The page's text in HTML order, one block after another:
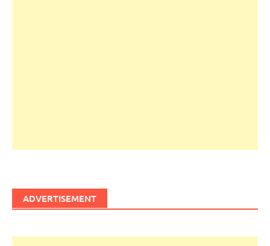
ADVERTISEMENT